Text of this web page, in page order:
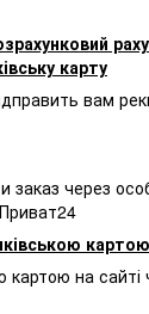
карту
вам
через
картою на сайті